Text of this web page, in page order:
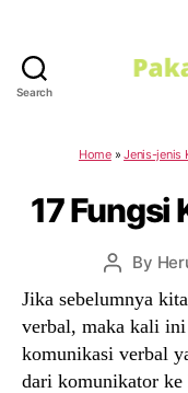
Search
Home»Jenis-jenis
17 Fungsi
Post
author
By
Jika sebelumnya
verbal, maka kali
komunikasi verbal
dari komunikator ke